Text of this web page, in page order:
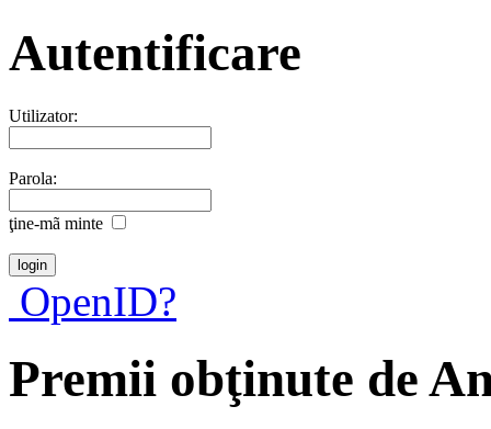
Autentificare
Utilizator:
Parola:
ţine-mã minte
OpenID?
Premii obţinute de